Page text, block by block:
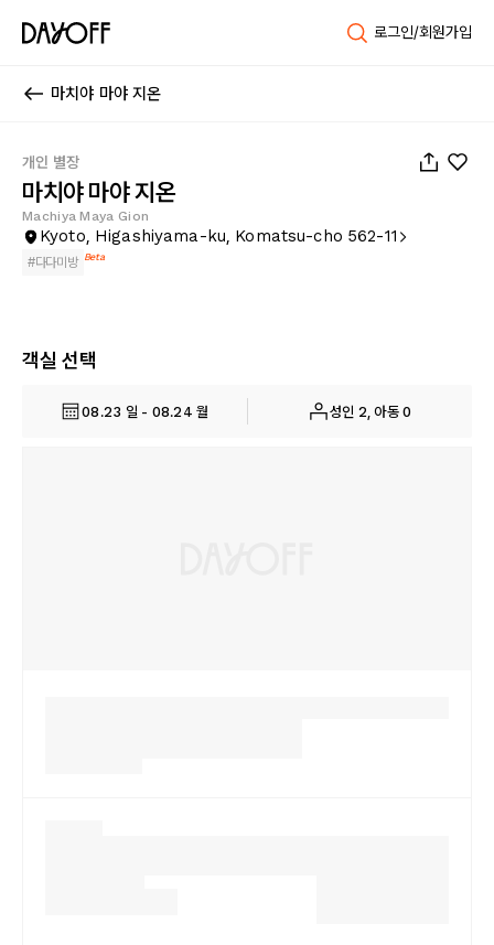
로그인/회원가입
마치야 마야 지온
개인 별장
마치야 마야 지온
Machiya Maya Gion
Kyoto, Higashiyama-ku, Komatsu-cho 562-11
#다다미방 Beta
객실 선택
08.23 일 - 08.24 월 성인 2, 아동 0